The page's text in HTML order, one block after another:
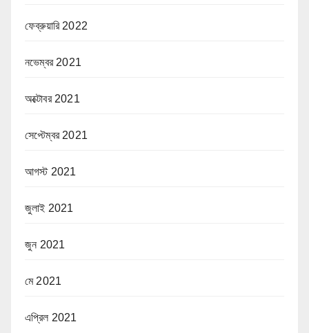
ফেব্রুয়ারি 2022
নভেম্বর 2021
অক্টোবর 2021
সেপ্টেম্বর 2021
আগস্ট 2021
জুলাই 2021
জুন 2021
মে 2021
এপ্রিল 2021